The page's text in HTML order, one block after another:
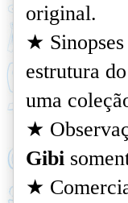
original.
★
estrutura
uma
★
Gibi
★